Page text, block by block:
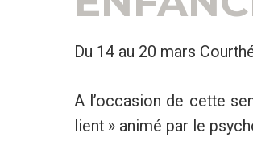
Du 14 au 20 mars
A l’occasion de cette
lient » animé par le